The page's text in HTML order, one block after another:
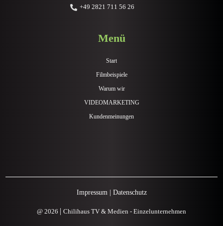
+49 2821 711 56 26
Menü
Start
Filmbeispiele
Warum wir
VIDEOMARKETING
Kundenmeinungen
@ 2026 | Chilihaus TV & Medien - Einzelunternehmen
Impressum| Datenschutz